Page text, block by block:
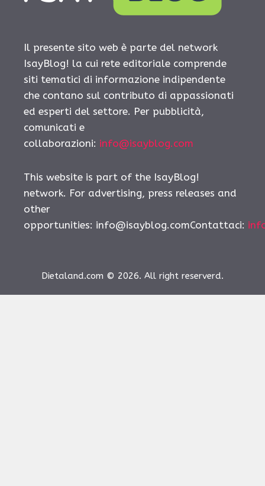
Il presente sito web è parte del network
IsayBlog! la cui rete editoriale comprende
siti tematici di informazione indipendente
che contano sul contributo di appassionati
ed esperti del settore. Per pubblicità,
comunicati e
collaborazioni: info@isayblog.com
This website is part of the IsayBlog!
network. For advertising, press releases and
other
opportunities: info@isayblog.comContattaci:
Dietaland.com © 2026. All right reserverd.